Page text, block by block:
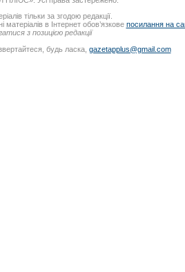
тільки за згодою редакції.
матеріалів в Інтернет обов’язкове посилання на
з позицією редакції
будь ласка, gazetapplus@gmail.com